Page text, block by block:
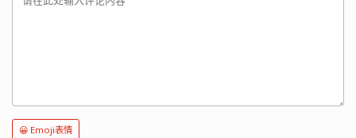
😀 Emoji表情